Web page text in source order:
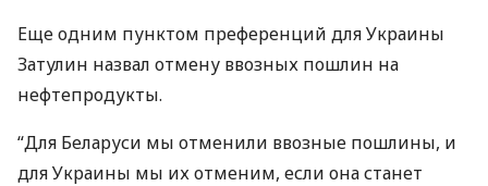
Еще одним пунктом преференций для Украины
Затулин назвал отмену ввозных пошлин на
нефтепродукты.
“Для Беларуси мы отменили ввозные пошлины, и
для Украины мы их отменим, если она станет